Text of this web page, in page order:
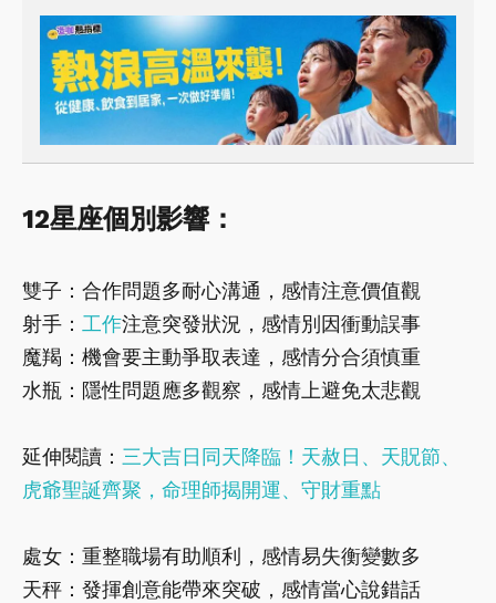
12星座個別影響：
雙子：合作問題多耐心溝通，感情注意價值觀
射手： 工作注意突發狀況，感情別因衝動誤事
魔羯：機會要主動爭取表達，感情分合須慎重
水瓶：隱性問題應多觀察，感情上避免太悲觀
延伸閱讀： 三大吉日同天降臨！天赦日、天貺節、
虎爺聖誕齊聚，命理師揭開運、守財重點
處女：重整職場有助順利，感情易失衡變數多
天秤：發揮創意能帶來突破，感情當心說錯話